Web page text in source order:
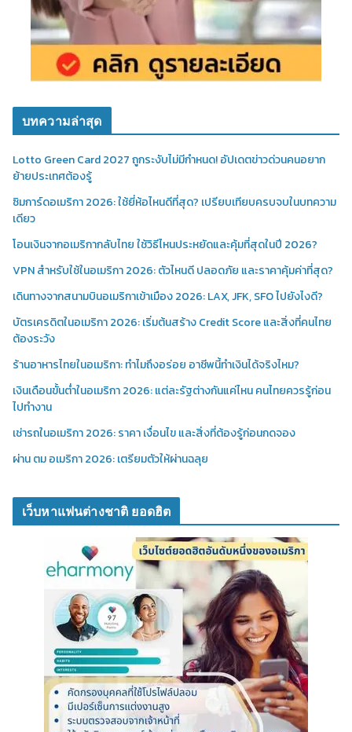
บทความล่าสุด
Lotto Green Card 2027 ถูกระงับไม่มีกำหนด! อัปเดตข่าวด่วนคนอยาก
ย้ายประเทศต้องรู้
ซิมการ์ดอเมริกา 2026: ใช้ยี่ห้อไหนดีที่สุด? เปรียบเทียบครบจบในบทความ
เดียว
โอนเงินจากอเมริกากลับไทย ใช้วิธีไหนประหยัดและคุ้มที่สุดในปี 2026?
VPN สำหรับใช้ในอเมริกา 2026: ตัวไหนดี ปลอดภัย และราคาคุ้มค่าที่สุด?
เดินทางจากสนามบินอเมริกาเข้าเมือง 2026: LAX, JFK, SFO ไปยังไงดี?
บัตรเครดิตในอเมริกา 2026: เริ่มต้นสร้าง Credit Score และสิ่งที่คนไทย
ต้องระวัง
ร้านอาหารไทยในอเมริกา: ทำไมถึงอร่อย อาชีพนี้ทำเงินได้จริงไหม?
เงินเดือนขั้นต่ำในอเมริกา 2026: แต่ละรัฐต่างกันแค่ไหน คนไทยควรรู้ก่อน
ไปทำงาน
เช่ารถในอเมริกา 2026: ราคา เงื่อนไข และสิ่งที่ต้องรู้ก่อนกดจอง
ผ่าน ตม อเมริกา 2026: เตรียมตัวให้ผ่านฉลุย
เว็บหาแฟนต่างชาติ ยอดฮิต